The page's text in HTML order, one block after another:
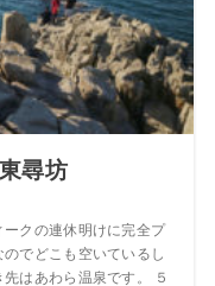
尋坊
ークの連休明けに完全プ
でどこも空いているし
はあわら温泉です。 ５